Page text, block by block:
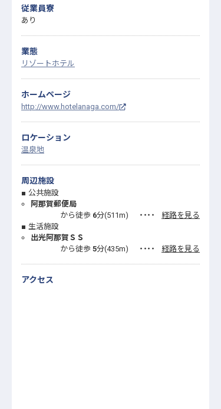
従業員寮
あり
業態
リゾートホテル
ホームページ
http://www.hotelanaga.com/
ロケーション
温泉地
周辺施設
公共施設
阿那賀郵便局
から徒歩 6分(511m) ・・・・
経路を見る
生活施設
出光阿那賀ＳＳ
から徒歩 5分(435m) ・・・・ 経路を見る
アクセス